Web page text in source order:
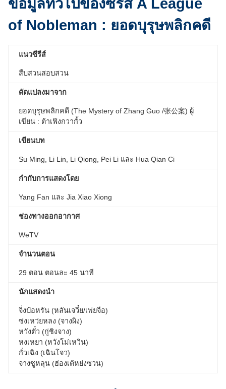
ข้อมูลทั่วไปของซีรีส์ A League
of Nobleman : ยอดบุรุษพลิกคดี
แนวซีรีส์
สืบสวนสอบสวน
ดัดแปลงมาจาก
ยอดบุรุษพลิกคดี (The Mystery of Zhang Guo /张公案) ผู้
เขียน : ต้าเฟิงกวากั้ว
เขียนบท
Su Ming, Li Lin, Li Qiong, Pei Li และ Hua Qian Ci
กำกับการแสดงโดย
Yang Fan และ Jia Xiao Xiong
ช่องทางออกอากาศ
WeTV
จำนวนตอน
29 ตอน ตอนละ 45 นาที
นักแสดงนำ
จิ่งป๋อหรัน (หลันเจวี๋ย/เพ่ยจือ)
ซ่งเหว่ยหลง (จางผิง)
หวังตั๋ว (กู่ชิงจาง)
หงเหยา (หวังโม่เหวิน)
กั่วเฉิง (เฉินโจว)
จางซูหลุน (ฮ่องเต้หย่งซวน)